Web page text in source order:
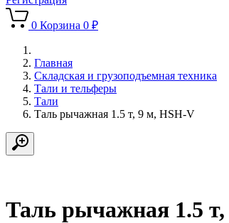
0 Корзина 0 ₽
Главная
Складская и грузоподъемная техника
Тали и тельферы
Тали
Таль рычажная 1.5 т, 9 м, HSH-V
Таль рычажная 1.5